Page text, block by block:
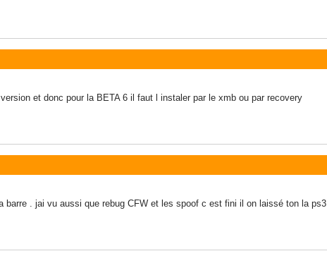
et donc pour la BETA 6 il faut l instaler par le xmb ou par recovery
. jai vu aussi que rebug CFW et les spoof c est fini il on laissé ton la ps3